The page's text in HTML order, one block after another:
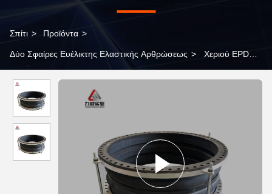
Σπίτι > Προϊόντα >
Δύο Σφαίρες Ευέλικτης Ελαστικής Αρθρώσεως > Χεριού EPDM
κίνηση